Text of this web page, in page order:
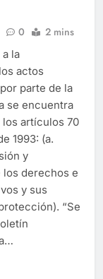
0 2 mins
la
actos
parte de la
se encuentra
los artículos 70
1993: (a.
y
derechos e
y sus
“Se